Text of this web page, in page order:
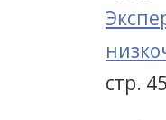
стр. 45